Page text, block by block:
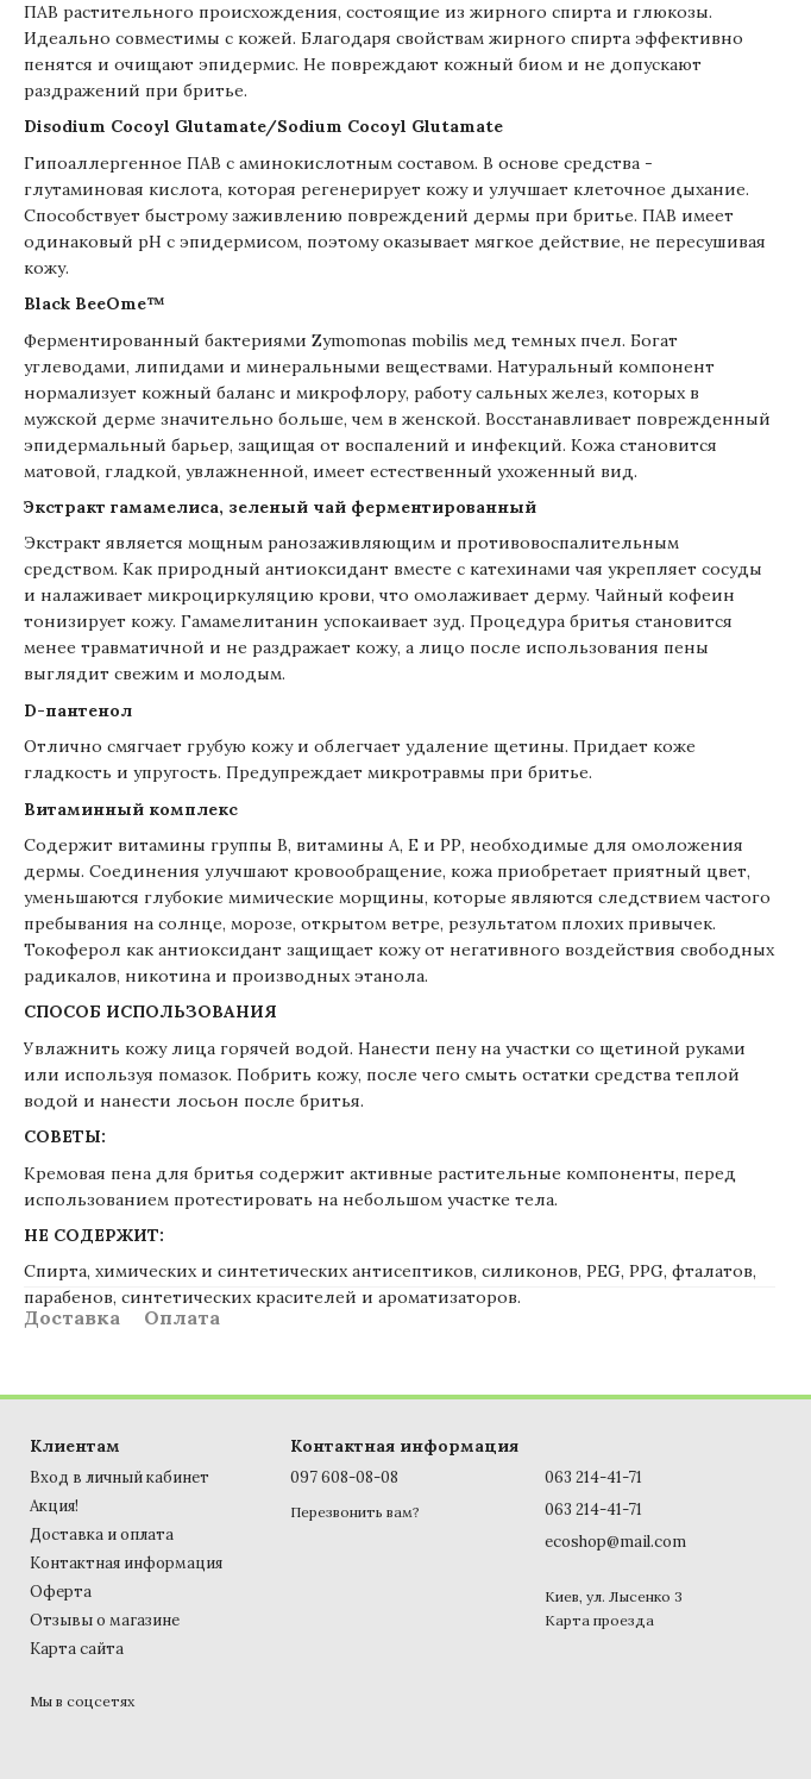
ПАВ растительного происхождения, состоящие из жирного спирта и глюкозы.
Идеально совместимы с кожей. Благодаря свойствам жирного спирта эффективно
пенятся и очищают эпидермис. Не повреждают кожный биом и не допускают
раздражений при бритье.
Disodium Cocoyl Glutamate/Sodium Cocoyl Glutamate
Гипоаллергенное ПАВ с аминокислотным составом. В основе средства -
глутаминовая кислота, которая регенерирует кожу и улучшает клеточное дыхание.
Способствует быстрому заживлению повреждений дермы при бритье. ПАВ имеет
одинаковый рН с эпидермисом, поэтому оказывает мягкое действие, не пересушивая
кожу.
Black BeeOme™
Ферментированный бактериями Zymomonas mobilis мед темных пчел. Богат
углеводами, липидами и минеральными веществами. Натуральный компонент
нормализует кожный баланс и микрофлору, работу сальных желез, которых в
мужской дерме значительно больше, чем в женской. Восстанавливает поврежденный
эпидермальный барьер, защищая от воспалений и инфекций. Кожа становится
матовой, гладкой, увлажненной, имеет естественный ухоженный вид.
Экстракт гамамелиса, зеленый чай ферментированный
Экстракт является мощным ранозаживляющим и противовоспалительным
средством. Как природный антиоксидант вместе с катехинами чая укрепляет сосуды
и налаживает микроциркуляцию крови, что омолаживает дерму. Чайный кофеин
тонизирует кожу. Гамамелитанин успокаивает зуд. Процедура бритья становится
менее травматичной и не раздражает кожу, а лицо после использования пены
выглядит свежим и молодым.
D-пантенол
Отлично смягчает грубую кожу и облегчает удаление щетины. Придает коже
гладкость и упругость. Предупреждает микротравмы при бритье.
Витаминный комплекс
Содержит витамины группы В, витамины А, Е и РР, необходимые для омоложения
дермы. Соединения улучшают кровообращение, кожа приобретает приятный цвет,
уменьшаются глубокие мимические морщины, которые являются следствием частого
пребывания на солнце, морозе, открытом ветре, результатом плохих привычек.
Токоферол как антиоксидант защищает кожу от негативного воздействия свободных
радикалов, никотина и производных этанола.
СПОСОБ ИСПОЛЬЗОВАНИЯ
Увлажнить кожу лица горячей водой. Нанести пену на участки со щетиной руками
или используя помазок. Побрить кожу, после чего смыть остатки средства теплой
водой и нанести лосьон после бритья.
СОВЕТЫ:
Кремовая пена для бритья содержит активные растительные компоненты, перед
использованием протестировать на небольшом участке тела.
НЕ СОДЕРЖИТ:
Спирта, химических и синтетических антисептиков, силиконов, PEG, PPG, фталатов,
парабенов, синтетических красителей и ароматизаторов.
Доставка Оплата
Клиентам
Вход в личный кабинет
Акция!
Доставка и оплата
Контактная информация
Оферта
Отзывы о магазине
Карта сайта
Мы в соцсетях
Контактная информация
097 608-08-08
Перезвонить вам?
063 214-41-71
063 214-41-71
ecoshop@mail.com
Киев, ул. Лысенко 3
Карта проезда